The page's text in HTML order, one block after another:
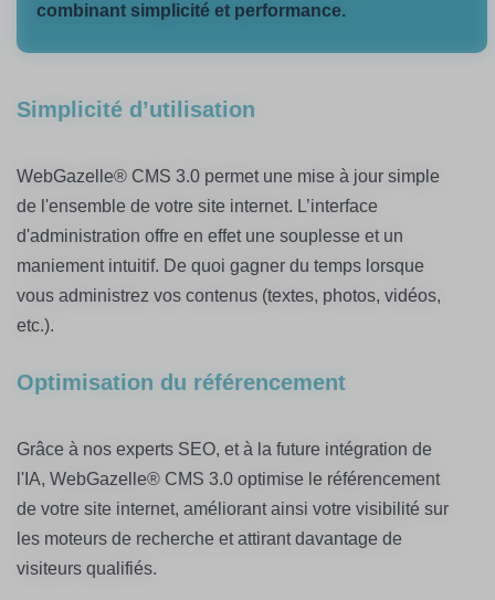
combinant simplicité et performance.
Simplicité d’utilisation
WebGazelle® CMS 3.0 permet une mise à jour simple
de l'ensemble de votre site internet. L’interface
d'administration offre en effet une souplesse et un
maniement intuitif. De quoi gagner du temps lorsque
vous administrez vos contenus (textes, photos, vidéos,
etc.).
Optimisation du référencement
Grâce à nos experts SEO, et à la future intégration de
l'IA, WebGazelle® CMS 3.0 optimise le référencement
de votre site internet, améliorant ainsi votre visibilité sur
les moteurs de recherche et attirant davantage de
visiteurs qualifiés.